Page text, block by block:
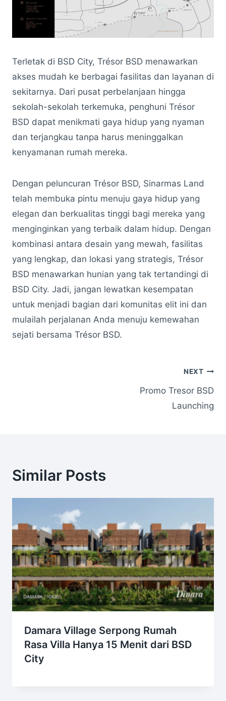
Terletak di BSD City, Trésor BSD menawarkan
akses mudah ke berbagai fasilitas dan layanan di
sekitarnya. Dari pusat perbelanjaan hingga
sekolah-sekolah terkemuka, penghuni Trésor
BSD dapat menikmati gaya hidup yang nyaman
dan terjangkau tanpa harus meninggalkan
kenyamanan rumah mereka.
Dengan peluncuran Trésor BSD, Sinarmas Land
telah membuka pintu menuju gaya hidup yang
elegan dan berkualitas tinggi bagi mereka yang
menginginkan yang terbaik dalam hidup. Dengan
kombinasi antara desain yang mewah, fasilitas
yang lengkap, dan lokasi yang strategis, Trésor
BSD menawarkan hunian yang tak tertandingi di
BSD City. Jadi, jangan lewatkan kesempatan
untuk menjadi bagian dari komunitas elit ini dan
mulailah perjalanan Anda menuju kemewahan
sejati bersama Trésor BSD.
NEXT
Promo Tresor BSD
Launching
Similar Posts
Damara Village Serpong Rumah
Rasa Villa Hanya 15 Menit dari BSD
City